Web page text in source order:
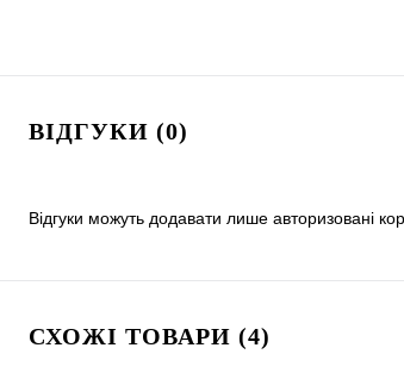
ВІДГУКИ (0)
Відгуки можуть додавати лише авторизовані
СХОЖІ ТОВАРИ (4)